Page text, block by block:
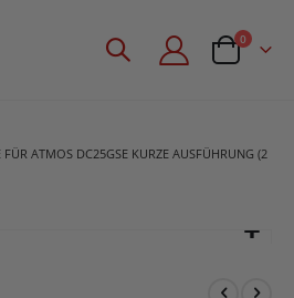
0 Artikel
FÜR ATMOS DC25GSE KURZE AUSFÜHRUNG (2